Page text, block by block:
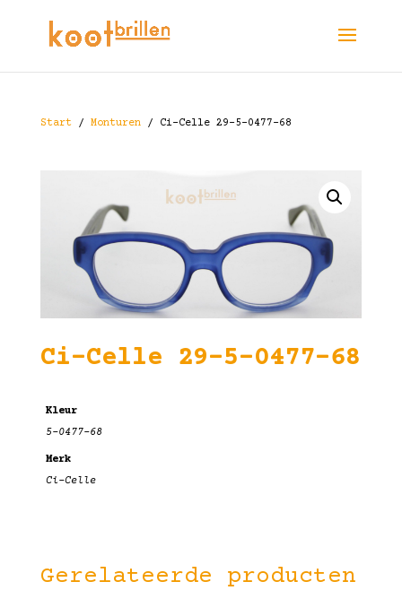
Start/ Monturen/ Ci-Celle 29-5–0477-68
Ci-Celle 29-5–0477-68
Kleur
5–0477-68
Merk
Ci-Celle
Gerelateerde producten